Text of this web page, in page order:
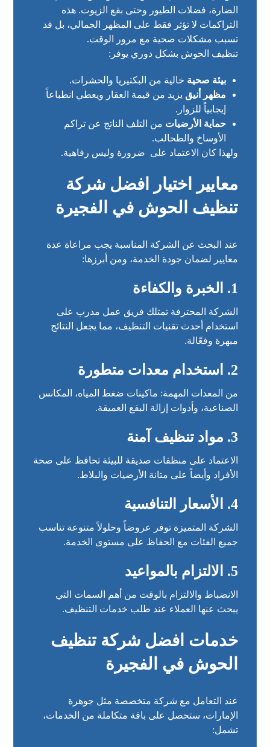
الضارة، فضلات الطيور وحتى بقع الزيوت. هذه
التراكمات لا تؤثر فقط على المظهر الجمالي، بل قد
تسبب مشكلات صحية مع مرور الوقت.
تنظيف الحوش بشكل دوري يوفر:
بيئة صحية خالية من البكتيريا والحشرات.
مظهر أنيق يزيد من قيمة العقار ويعطي انطباعاً
إيجابياً للزوار.
حماية الأرضيات من التلف الناتج عن تراكم
الأوساخ والطحالب.
ولهذا كان الاعتماد على ضرورة وليس رفاهية.
معايير اختيار افضل شركة
تنظيف الحوش في الفجيرة
عند البحث عن الشركة المناسبة يجب مراعاة عدة
معايير لضمان جودة الخدمة، ومن أبرزها:
1. الخبرة والكفاءة
الشركة المحترفة تمتلك فريق عمل مدرب على
استخدام أحدث تقنيات التنظيف، مما يجعل النتائج
مبهرة وفعّالة.
2. استخدام معدات متطورة
من المعدات المهمة: ماكينات ضغط المياه، المكانس
الصناعية، وأدوات إزالة البقع العميقة.
3. مواد تنظيف آمنة
الاعتماد على منظفات صديقة للبيئة تحافظ على صحة
الأفراد وأيضاً على متانة الأرضيات والبلاط.
4. الأسعار التنافسية
الشركة المتميزة توفر عروضاً وحلولاً متنوعة تناسب
جميع الفئات مع الحفاظ على مستوى الخدمة.
5. الالتزام بالمواعيد
الانضباط والالتزام بالوقت من أهم السمات التي
يبحث عنها العملاء عند طلب خدمات التنظيف.
خدمات افضل شركة تنظيف
الحوش في الفجيرة
عند التعامل مع شركة متخصصة مثل جوهرة
الإمارات، ستحصل على باقة متكاملة من الخدمات،
تشمل: